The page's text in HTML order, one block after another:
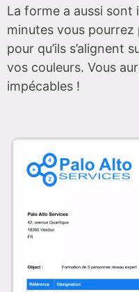
La forme a aussi sont
minutes vous
pour qu’ils s’alignent
vos couleurs. Vous
impécables !